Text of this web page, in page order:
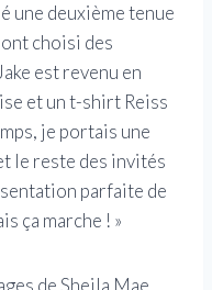
une deuxième tenue
choisi des
est revenu en
et un t-shirt Reiss
je portais une
le reste des invités
parfaite de
ça marche ! »